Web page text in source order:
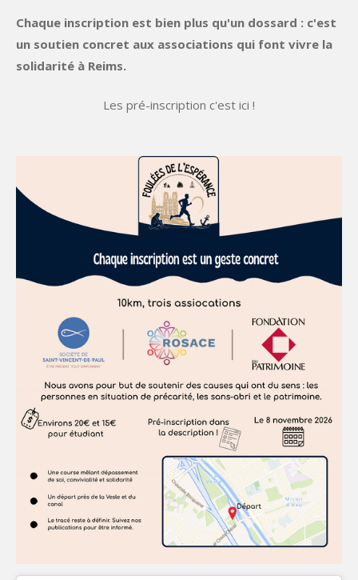
Chaque inscription est bien plus qu'un dossard : c'est
un soutien concret aux associations qui font vivre la
solidarité à Reims.
Les pré-inscription c'est ici !